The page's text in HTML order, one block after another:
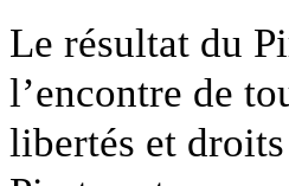
Le résultat du
l’encontre de
libertés et